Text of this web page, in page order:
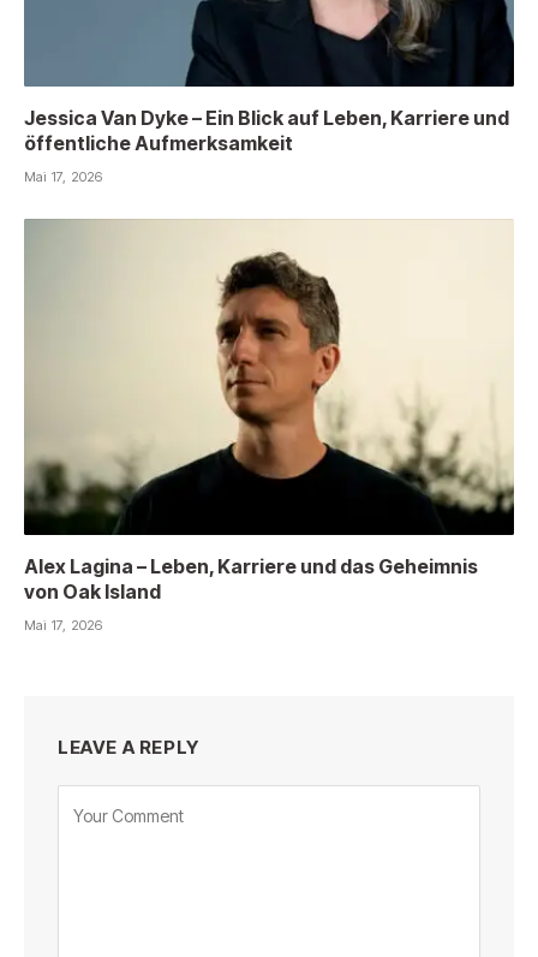
Jessica Van Dyke – Ein Blick auf Leben, Karriere und
öffentliche Aufmerksamkeit
Mai 17, 2026
Alex Lagina – Leben, Karriere und das Geheimnis
von Oak Island
Mai 17, 2026
LEAVE A REPLY